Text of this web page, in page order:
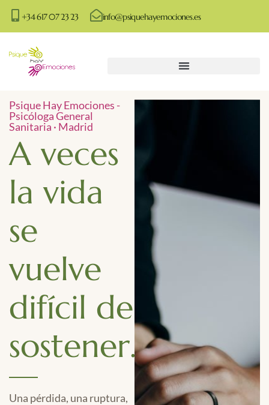
+34 617 07 23 23 info@psiquehayemociones.es
Psique Hay Emociones -
Psicóloga General
Sanitaria · Madrid
A veces
la vida
se
vuelve
difícil de
sostener.
Una pérdida, una ruptura,